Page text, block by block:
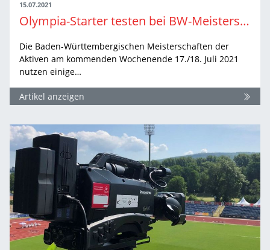
15.07.2021
Olympia-Starter testen bei BW-Meisterschaft für Tokio
Die Baden-Württembergischen Meisterschaften der
Aktiven am kommenden Wochenende 17./18. Juli 2021
nutzen einige…
Artikel anzeigen